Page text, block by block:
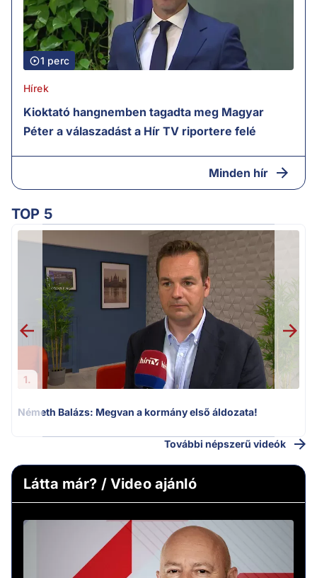
1 perc
Hírek
Kioktató hangnemben tagadta meg Magyar
Péter a válaszadást a Hír TV riportere felé
Minden hír
TOP 5
1.
Németh Balázs: Megvan a kormány első áldozata!
További népszerű videók
Látta már? / Video ajánló